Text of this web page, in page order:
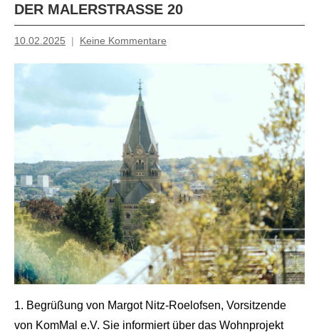
DER MALERSTRASSE 20
10.02.2025
Inge
Grau
Keine Kommentare
1. Begrüßung von Margot Nitz-Roelofsen, Vorsitzende
von KomMal e.V. Sie informiert über das Wohnprojekt